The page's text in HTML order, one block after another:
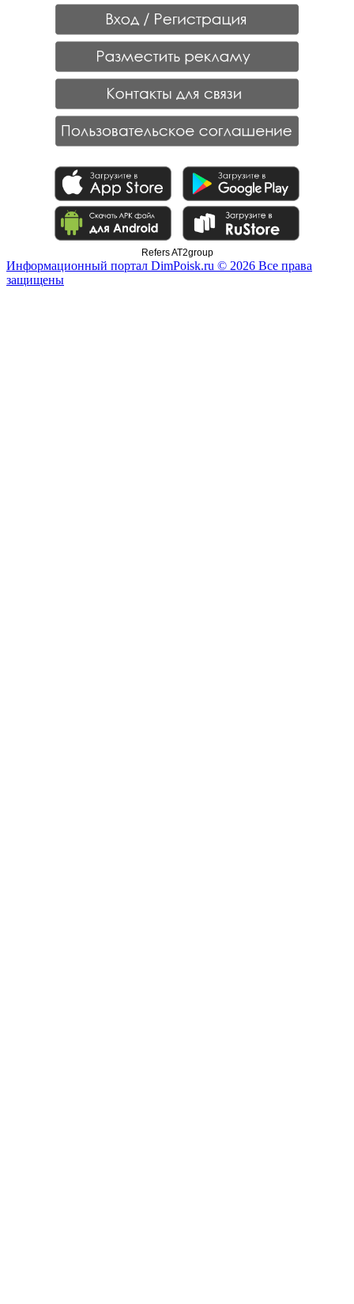
Refers AT2group
Информационный портал DimPoisk.ru © 2026 Все права
защищены